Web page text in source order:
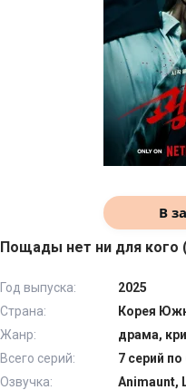
В
Пощады нет ни для кого
Год выпуска:
2025
Страна:
Корея
Жанр:
драма,
Всего серий:
7 серий
Озвучка:
Animaunt,